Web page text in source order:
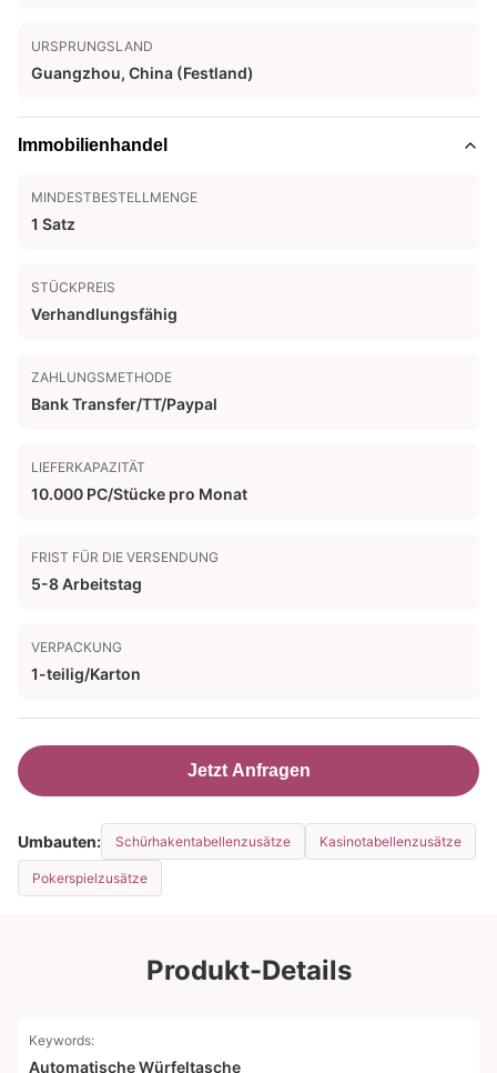
URSPRUNGSLAND
Guangzhou, China (Festland)
Immobilienhandel
MINDESTBESTELLMENGE
1 Satz
STÜCKPREIS
Verhandlungsfähig
ZAHLUNGSMETHODE
Bank Transfer/TT/Paypal
LIEFERKAPAZITÄT
10.000 PC/Stücke pro Monat
FRIST FÜR DIE VERSENDUNG
5-8 Arbeitstag
VERPACKUNG
1-teilig/Karton
Jetzt Anfragen
Umbauten: Schürhakentabellenzusätze Kasinotabellenzusätze
Pokerspielzusätze
Produkt-Details
Keywords:
Automatische Würfeltasche